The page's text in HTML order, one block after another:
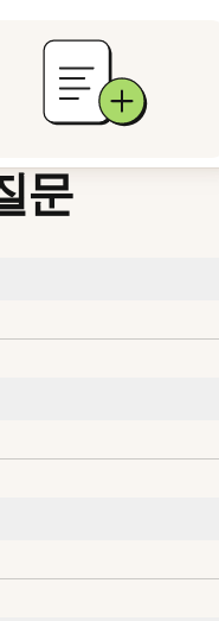
문